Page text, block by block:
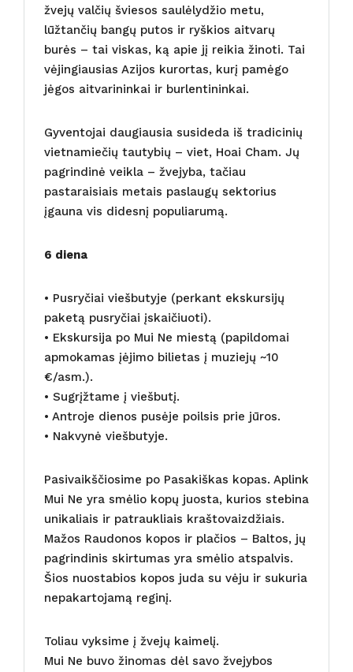
žvejų valčių šviesos saulėlydžio metu,
lūžtančių bangų putos ir ryškios aitvarų
burės – tai viskas, ką apie jį reikia žinoti. Tai
vėjingiausias Azijos kurortas, kurį pamėgo
jėgos aitvarininkai ir burlentininkai.
Gyventojai daugiausia susideda iš tradicinių
vietnamiečių tautybių – viet, Hoai Cham. Jų
pagrindinė veikla – žvejyba, tačiau
pastaraisiais metais paslaugų sektorius
įgauna vis didesnį populiarumą.
6 diena
• Pusryčiai viešbutyje (perkant ekskursijų
paketą pusryčiai įskaičiuoti).
• Ekskursija po Mui Ne miestą (papildomai
apmokamas įėjimo bilietas į muziejų ~10
€/asm.).
• Sugrįžtame į viešbutį.
• Antroje dienos pusėje poilsis prie jūros.
• Nakvynė viešbutyje.
Pasivaikščiosime po Pasakiškas kopas. Aplink
Mui Ne yra smėlio kopų juosta, kurios stebina
unikaliais ir patraukliais kraštovaizdžiais.
Mažos Raudonos kopos ir plačios – Baltos, jų
pagrindinis skirtumas yra smėlio atspalvis.
Šios nuostabios kopos juda su vėju ir sukuria
nepakartojamą reginį.
Toliau vyksime į žvejų kaimelį.
Mui Ne buvo žinomas dėl savo žvejybos